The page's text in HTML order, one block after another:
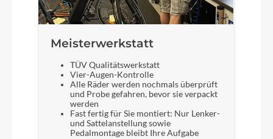
Meisterwerkstatt
TÜV Qualitätswerkstatt
Vier-Augen-Kontrolle
Alle Räder werden nochmals überprüft
und Probe gefahren, bevor sie verpackt
werden
Fast fertig für Sie montiert: Nur Lenker-
und Sattelanstellung sowie
Pedalmontage bleibt Ihre Aufgabe